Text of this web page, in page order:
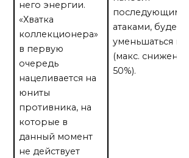
него энергии.
«Хватка
коллекционера»
в первую
очередь
нацеливается на
юниты
противника, на
которые в
данный момент
не действует
последующими
атаками, будет
уменьшаться на
(макс.
50%).